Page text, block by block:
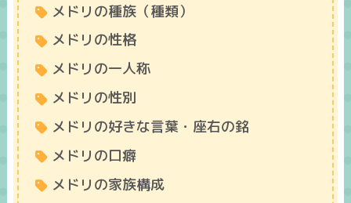
メドリの種族（種類）
メドリの性格
メドリの一人称
メドリの性別
メドリの好きな言葉・座右の銘
メドリの口癖
メドリの家族構成